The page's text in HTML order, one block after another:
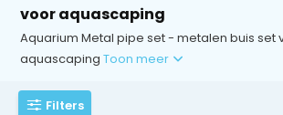
voor aquascaping
Aquarium Metal pipe set - metalen buis set
aquascapingToon meer
Filters